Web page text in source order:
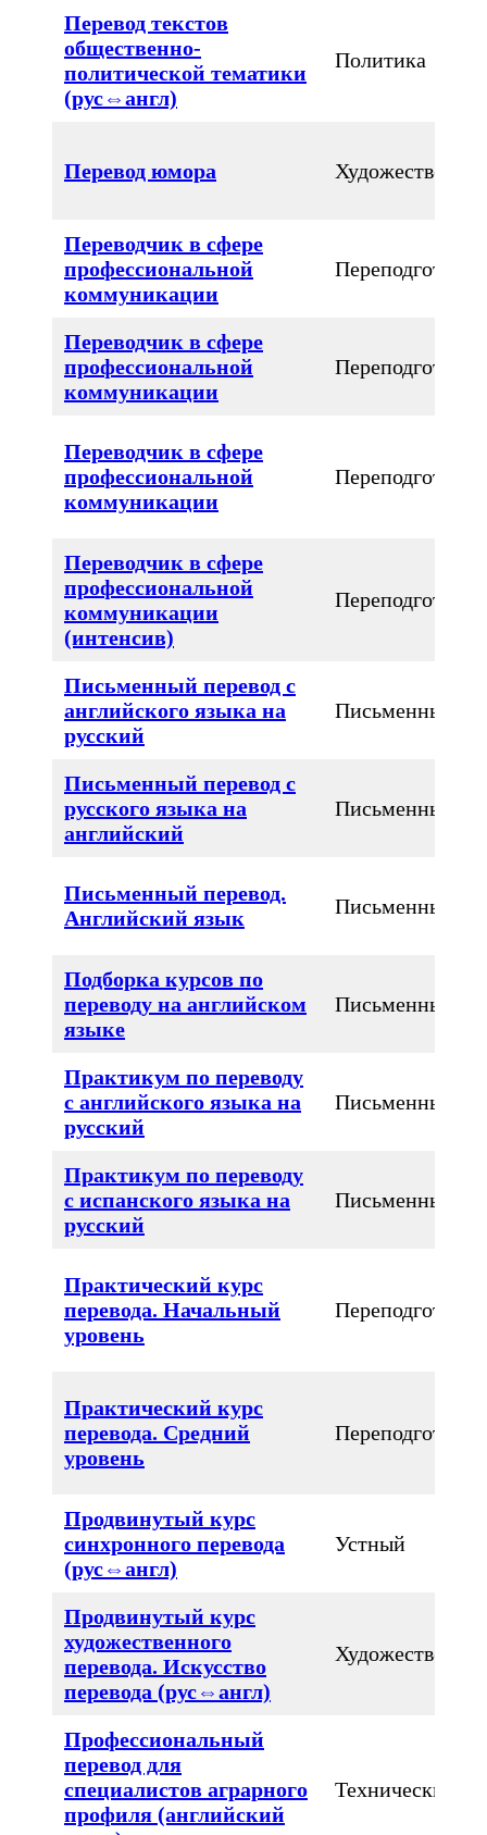
Перевод текстов
общественно-
политической тематики
(рус⇔англ)
Политика
Перевод юмора
Переводчик в сфере
профессиональной
коммуникации
Переподготовка
Переводчик в сфере
профессиональной
коммуникации
Переподготовка
Переводчик в сфере
профессиональной
коммуникации
Переподготовка
Переводчик в сфере
профессиональной
коммуникации
(интенсив)
Переподготовка
Письменный перевод с
английского языка на
русский
Письменный
Письменный перевод с
русского языка на
английский
Письменный
Письменный перевод.
Английский язык
Письменный
Подборка курсов по
переводу на английском
языке
Письменный
Практикум по переводу
с английского языка на
русский
Письменный
Практикум по переводу
с испанского языка на
русский
Письменный
Практический курс
перевода. Начальный
уровень
Переподготовка
Практический курс
перевода. Средний
уровень
Переподготовка
Продвинутый курс
синхронного перевода
(рус⇔англ)
Устный
Продвинутый курс
художественного
перевода. Искусство
перевода (рус⇔англ)
Профессиональный
перевод для
специалистов аграрного
профиля (английский
Технический